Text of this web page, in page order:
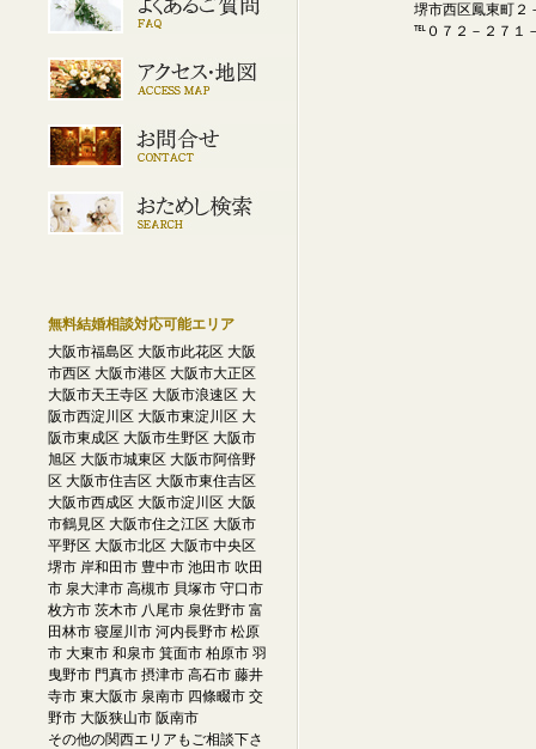
無料結婚相談対応可能エリア
大阪市福島区 大阪市此花区 大阪
市西区 大阪市港区 大阪市大正区
大阪市天王寺区 大阪市浪速区 大
阪市西淀川区 大阪市東淀川区 大
阪市東成区 大阪市生野区 大阪市
旭区 大阪市城東区 大阪市阿倍野
区 大阪市住吉区 大阪市東住吉区
大阪市西成区 大阪市淀川区 大阪
市鶴見区 大阪市住之江区 大阪市
平野区 大阪市北区 大阪市中央区
堺市 岸和田市 豊中市 池田市 吹田
市 泉大津市 高槻市 貝塚市 守口市
枚方市 茨木市 八尾市 泉佐野市 富
田林市 寝屋川市 河内長野市 松原
市 大東市 和泉市 箕面市 柏原市 羽
曳野市 門真市 摂津市 高石市 藤井
寺市 東大阪市 泉南市 四條畷市 交
野市 大阪狭山市 阪南市
その他の関西エリアもご相談下さ
堺市西区鳳東町２－
℡０７２－２７１－